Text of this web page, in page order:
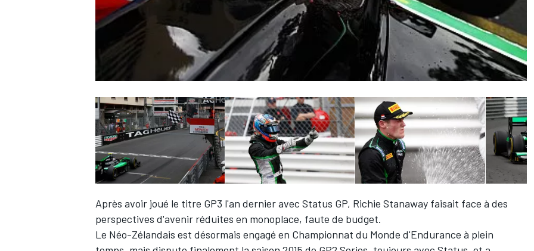
WRC
WEC
Après avoir joué le titre GP3 l'an dernier avec Status GP, Richie Stanaway faisait face à des
perspectives d'avenir réduites en monoplace, faute de budget.
Le Néo-Zélandais est désormais engagé en Championnat du Monde d'Endurance à plein